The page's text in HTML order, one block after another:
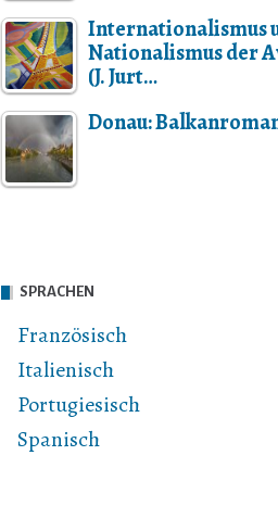
Internationalismus
Nationalismus der
(J. Jurt…
Donau:
SPRACHEN
Französisch
Italienisch
Portugiesisch
Spanisch